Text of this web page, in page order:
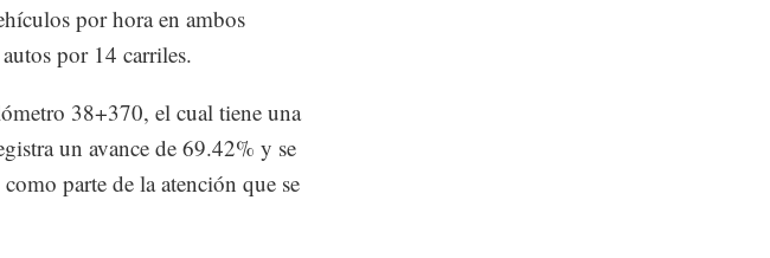
por hora en ambos
por 14 carriles.
38+370, el cual tiene una
un avance de 69.42% y se
parte de la atención que se